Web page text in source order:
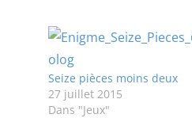
Seize pièces moins deux
27 juillet 2015
Dans "Jeux"